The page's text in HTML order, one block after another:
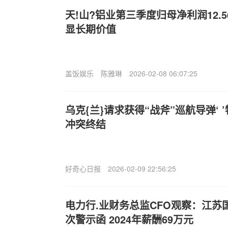
天!山?铝业第三季度归母净利润
显长期价值
盖饭娱乐 陈雅琳 2026-02-08 06:07:25
乌克{兰}请求获得“战斧”巡航导弹‘
冲突终结
好奇心日报 2026-02-09 22:56:25
电力行.业财务总监CFO观察：江苏
次警示函 2024年薪酬69万元